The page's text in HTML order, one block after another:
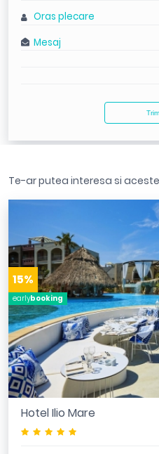
Te-ar putea interesa si
Hotel Ilio Mare
earlybooking
15%